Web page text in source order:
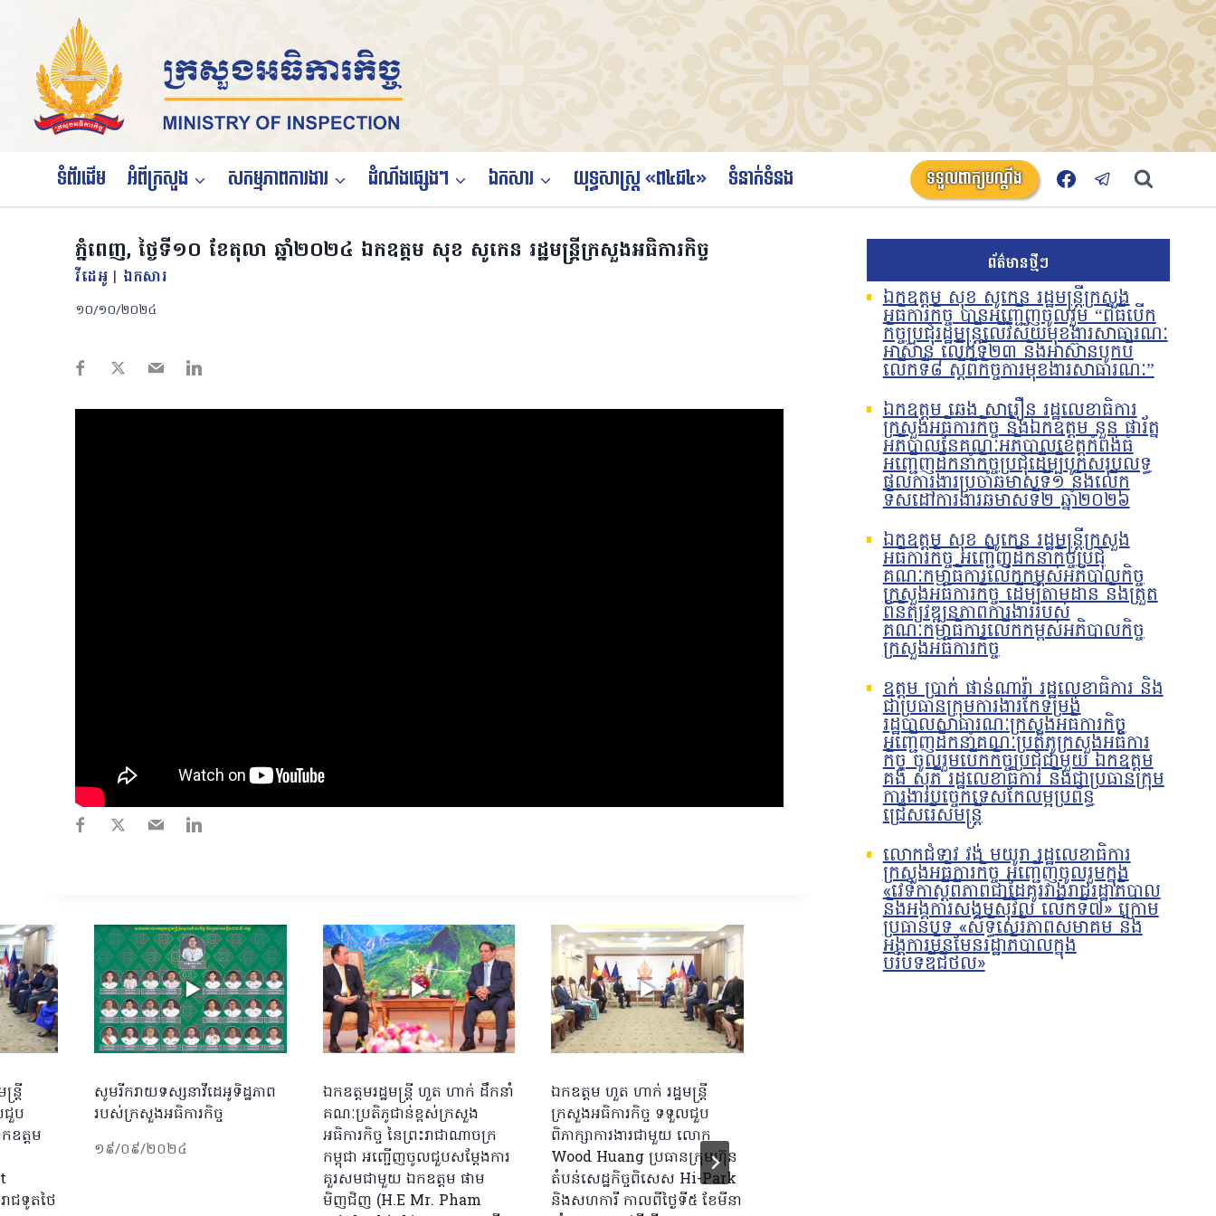
content
ទំព័រដើម អំពីក្រសួង សកម្មភាពការងារ ដំណឹងផ្សេងៗ ឯកសារ យុទ្ធសាស្ត្រ «ព៤ជ៤» ទំនាក់ទំនង ទទួលពាក្យបណ្តឹង
ភ្នំពេញ, ថ្ងៃទី១០ ខែតុលា ឆ្នាំ២០២៤ ឯកឧត្តម សុខ សូកេន រដ្ឋមន្ត្រីក្រសួងអធិការកិច្ច
វីដេអូ | ឯកសារ
១០/១០/២០២៤
រ្តី
ជួប
ឧត្តម
ាជទូតថៃ
សូមរីករាយទស្សនាវីដេអូទិដ្ឋភាព
របស់ក្រសួងអធិការកិច្ច
១៩/០៩/២០២៤
ឯកឧត្តមរដ្ឋមន្រ្តី ហួត ហាក់ ដឹកនាំ
គណៈប្រតិភូជាន់ខ្ពស់ក្រសួង
អធិការកិច្ច នៃព្រះរាជាណាចក្រ
កម្ពុជា អញ្ជើញចូលជួបសម្តែងការ
គួរសមជាមួយ ឯកឧត្តម ផាម
មិញជិញ (H.E Mr. Pham
ឯកឧត្តម ហួត ហាក់ រដ្ឋមន្ត្រី
ក្រសួងអធិការកិច្ច ទទួលជួប
ពិភាក្សាការងារជាមួយ លោក
Wood Huang ប្រធានក្រុមហ៊ុន
តំបន់សេដ្ឋកិច្ចពិសេស Hi-Park
និងសហការី កាលពីថ្ងៃទី៥ ខែមីនា
ព័ត៌មានថ្មីៗ
ឯកឧត្តម សុខ សូកេន រដ្ឋមន្រ្តីក្រសួង
អធិការកិច្ច បានអញ្ជើញចូលរួម “ពិធីបើក
កិច្ចប្រជុំរដ្ឋមន្ត្រីលើវិស័យមុខងារសាធារណៈ
អាស៊ាន លើកទី២៣ និងអាស៊ានបូកបី
លើកទី៨ ស្តីពីកិច្ចការមុខងារសាធារណៈ”
ឯកឧត្តម ឆេង សារឿន រដ្ឋលេខាធិការ
ក្រសួងអធិការកិច្ច និងឯកឧត្តម នួន ផារ័ត្ន
អភិបាលនៃគណៈអភិបាលខេត្តកំពង់ធំ
អញ្ជើញដឹកនាំកិច្ចប្រជុំដើម្បីបូកសរុបលទ្ធ
ផលការងារប្រចាំឆមាសទី១ និងលើក
ទិសដៅការងារឆមាសទី២ ឆ្នាំ២០២៦
ឯកឧត្តម សុខ សូកេន រដ្ឋមន្រ្តីក្រសួង
អធិការកិច្ច អញ្ជើញដឹកនាំកិច្ចប្រជុំ
គណៈកម្មាធិការលើកកម្ពស់អភិបាលកិច្ច
ក្រសួងអធិការកិច្ច ដើម្បីតាមដាន និងត្រួត
ពិនិត្យវឌ្ឍនភាពការងាររបស់
គណៈកម្មាធិការលើកកម្ពស់អភិបាលកិច្ច
ក្រសួងអធិការកិច្ច
ឧត្តម ប្រាក់ ផាន់ណារ៉ា រដ្ឋលេខាធិការ និង
ជាប្រធានក្រុមការងារកែទម្រង់
រដ្ឋបាលសាធារណៈក្រសួងអធិការកិច្ច
អញ្ជើញដឹកនាំគណៈប្រតិភូក្រសួងអធិការ
កិច្ច ចូលរួមបើកកិច្ចប្រជុំជាមួយ ឯកឧត្តម
គង់ សុភី រដ្ឋលេខាធិការ និងជាប្រធានក្រុម
ការងារបច្ចេកទេសកែលម្អប្រព័ន្ធ
ជ្រើសរើសមន្រ្តី
លោកជំទាវ វង់ មយូរា រដ្ឋលេខាធិការ
ក្រសួងអធិការកិច្ច អញ្ជើញចូលរួមក្នុង
«វេទិកាស្តីពីភាពជាដៃគូរវាងរាជរដ្ឋាភិបាល
និងអង្គការសង្គមស៊ីវិល លើកទី៧» ក្រោម
ប្រធានបទ «សិទ្ធិសេរីភាពសមាគម និង
អង្គការមិនមែនរដ្ឋាភិបាលក្នុង
បរិបទឌីជីថល»